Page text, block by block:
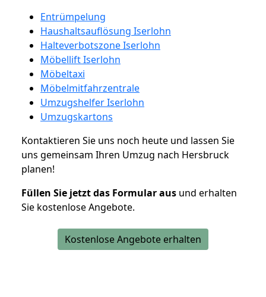
Entrümpelung
Haushaltsauflösung Iserlohn
Halteverbotszone Iserlohn
Möbellift Iserlohn
Möbeltaxi
Möbelmitfahrzentrale
Umzugshelfer Iserlohn
Umzugskartons
Kontaktieren Sie uns noch heute und lassen Sie
uns gemeinsam Ihren Umzug nach Hersbruck
planen!
Füllen Sie jetzt das Formular aus und erhalten
Sie kostenlose Angebote.
Kostenlose Angebote erhalten